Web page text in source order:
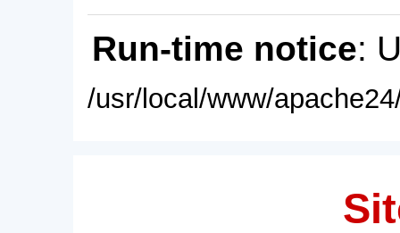
Run-time notice:
/usr/local/www/